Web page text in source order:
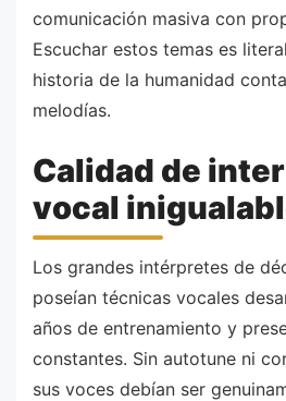
comunicación masiva con
Escuchar estos temas es
historia de la humanidad
melodías.
Calidad de
vocal
Los grandes intérpretes de
poseían técnicas vocales
años de entrenamiento y
constantes. Sin autotune ni
sus voces debían ser